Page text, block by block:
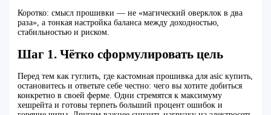
Коротко: смысл прошивки — не «магический оверклок в два
раза», а тонкая настройка баланса между доходностью,
стабильностью и риском.
Шаг 1. Чётко сформулировать цель
Перед тем как гуглить, где кастомная прошивка для asic купить,
остановитесь и ответьте себе честно: чего вы хотите добиться
конкретно в своей ферме. Одни стремятся к максимуму
хешрейта и готовы терпеть больший процент ошибок и